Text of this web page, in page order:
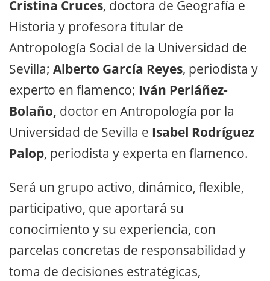
Cristina Cruces, doctora de Geografía e
Historia y profesora titular de
Antropología Social de la Universidad de
Sevilla; Alberto García Reyes, periodista y
experto en flamenco; Iván Periáñez-
Bolaño, doctor en Antropología por la
Universidad de Sevilla e Isabel Rodríguez
Palop, periodista y experta en flamenco.
Será un grupo activo, dinámico, flexible,
participativo, que aportará su
conocimiento y su experiencia, con
parcelas concretas de responsabilidad y
toma de decisiones estratégicas,